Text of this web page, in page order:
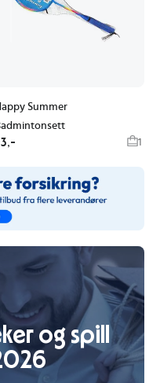
Summer
1
og spill